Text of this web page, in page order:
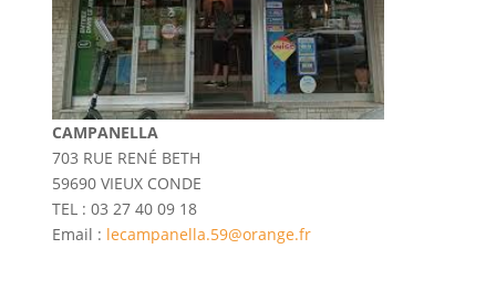
CAMPANELLA
703 RUE RENÉ BETH
59690 VIEUX CONDE
TEL : 03 27 40 09 18
Email : lecampanella.59@orange.fr